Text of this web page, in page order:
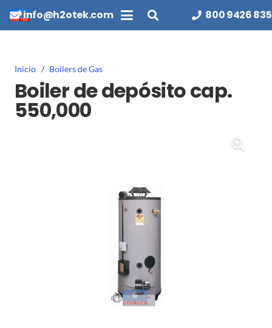
info@h2otek.com 800 9426 835
Inicio / Boilers de Gas
Boiler de depósito cap.
550,000